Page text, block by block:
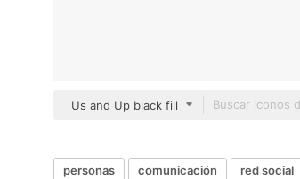
Us and Up black fill
personas comunicación red social